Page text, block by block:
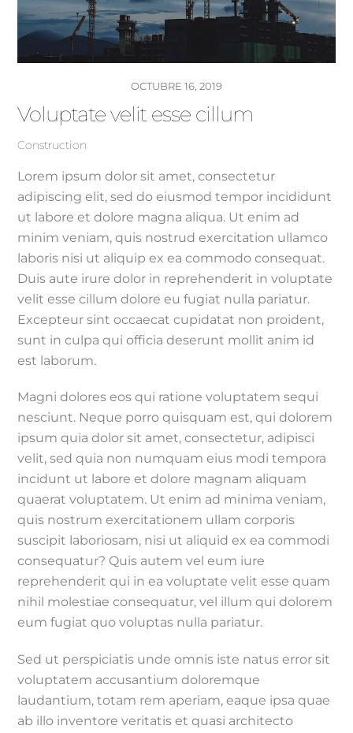
OCTUBRE 16, 2019
Voluptate velit esse cillum
Construction
Lorem ipsum dolor sit amet, consectetur
adipiscing elit, sed do eiusmod tempor incididunt
ut labore et dolore magna aliqua. Ut enim ad
minim veniam, quis nostrud exercitation ullamco
laboris nisi ut aliquip ex ea commodo consequat.
Duis aute irure dolor in reprehenderit in voluptate
velit esse cillum dolore eu fugiat nulla pariatur.
Excepteur sint occaecat cupidatat non proident,
sunt in culpa qui officia deserunt mollit anim id
est laborum.
Magni dolores eos qui ratione voluptatem sequi
nesciunt. Neque porro quisquam est, qui dolorem
ipsum quia dolor sit amet, consectetur, adipisci
velit, sed quia non numquam eius modi tempora
incidunt ut labore et dolore magnam aliquam
quaerat voluptatem. Ut enim ad minima veniam,
quis nostrum exercitationem ullam corporis
suscipit laboriosam, nisi ut aliquid ex ea commodi
consequatur? Quis autem vel eum iure
reprehenderit qui in ea voluptate velit esse quam
nihil molestiae consequatur, vel illum qui dolorem
eum fugiat quo voluptas nulla pariatur.
Sed ut perspiciatis unde omnis iste natus error sit
voluptatem accusantium doloremque
laudantium, totam rem aperiam, eaque ipsa quae
ab illo inventore veritatis et quasi architecto